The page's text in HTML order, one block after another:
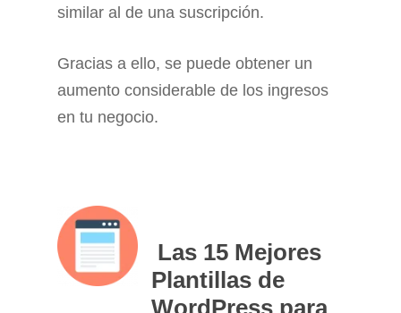
similar al de una suscripción.
Gracias a ello, se puede obtener un
aumento considerable de los ingresos
en tu negocio.
Las 15 Mejores
Plantillas de
WordPress para